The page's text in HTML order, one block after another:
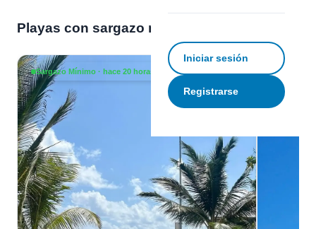
Iniciar sesión
Registrarse
Playas con sargazo mínimo ahora
Sargazo Mínimo · hace 20 horas Sargazo